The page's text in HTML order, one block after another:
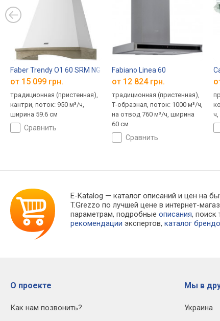
Faber Trendy O1 60 SRM NG
от 15 099 грн.
традиционная (пристенная),
кантри, поток: 950 м³/ч,
ширина 59.6 см
сравнить
Fabiano Linea 60
от 12 824 грн.
традиционная (пристенная),
Т-образная, поток: 1000 м³/ч,
на отвод 760 м³/ч, ширина
60 см
сравнить
E-Katalog — каталог описаний и цен на
T.Grezzo по лучшей цене в интернет-
параметрам, подробныеописания, поиск
рекомендации экспертов,каталог
О проекте
Как нам позвонить?
Мы в
Украина